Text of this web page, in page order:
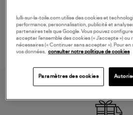
lulli-sur-la-toile.com utilise des cookies et
performance, personnalisation, publicité et
partenaires tels que Google. Vous pouvez
accepter l’ensemble des cookies (« J’accepte »)
nécessaires (« Continuer sans accepter »). Pour en
vos données, consulter notre politique de cookies
Paramètres des cookies